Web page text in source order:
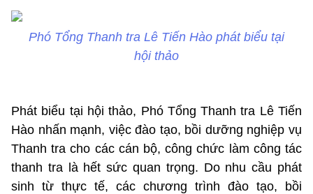
Phó Tổng Thanh tra Lê Tiến Hào phát biểu tại
hội thảo
Phát biểu tại hội thảo, Phó Tổng Thanh tra Lê Tiến
Hào nhấn mạnh, việc đào tạo, bồi dưỡng nghiệp vụ
Thanh tra cho các cán bộ, công chức làm công tác
thanh tra là hết sức quan trọng. Do nhu cầu phát
sinh từ thực tế, các chương trình đào tạo, bồi